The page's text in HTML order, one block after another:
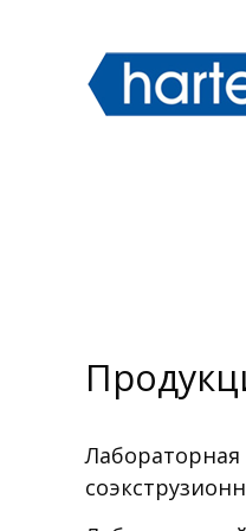
содержимому
索